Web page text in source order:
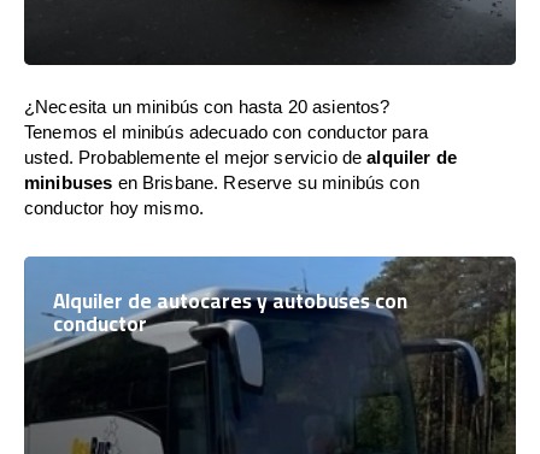
¿Necesita un minibús con hasta 20 asientos?
Tenemos el minibús adecuado con conductor para
usted. Probablemente el mejor servicio dealquiler de
minibuses en Brisbane. Reserve su minibús con
conductor hoy mismo.
Alquiler de autocares y autobuses con
conductor